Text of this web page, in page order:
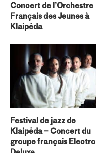
Concert de l’Orchestre
Français des Jeunes à
Klaipėda
Festival de jazz de
Klaipėda – Concert du
groupe français Electro